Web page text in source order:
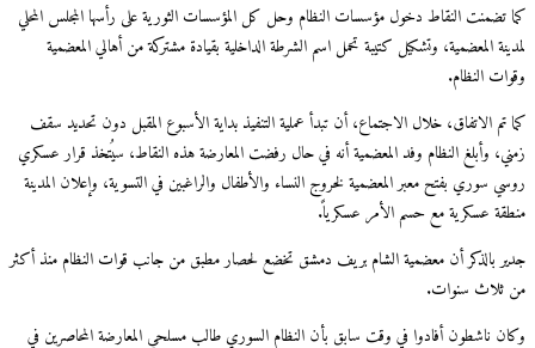
كما تضمنت النقاط دخول مؤسسات النظام وحل كل المؤسسات الثورية على رأسها المجلس المحلي
لمدينة المعضمية، وتشكيل كتيبة تحمل اسم الشرطة الداخلية بقيادة مشتركة من أهالي المعضمية
وقوات النظام.
كما تم الاتفاق، خلال الاجتماع، أن تبدأ عملية التنفيذ بداية الأسبوع المقبل دون تحديد سقف
زمني، وأبلغ النظام وفد المعضمية أنه في حال رفضت المعارضة هذه النقاط، سيُتخذ قرار عسكري
روسي سوري بفتح معبر المعضمية لخروج النساء والأطفال والراغبين في التسوية، وإعلان المدينة
منطقة عسكرية مع حسم الأمر عسكرياً.
جدير بالذكر أن معضمية الشام بريف دمشق تخضع لحصار مطبق من جانب قوات النظام منذ أكثر
من ثلاث سنوات.
وكان ناشطون أفادوا في وقت سابق بأن النظام السوري طالب مسلحي المعارضة المحاصرين في